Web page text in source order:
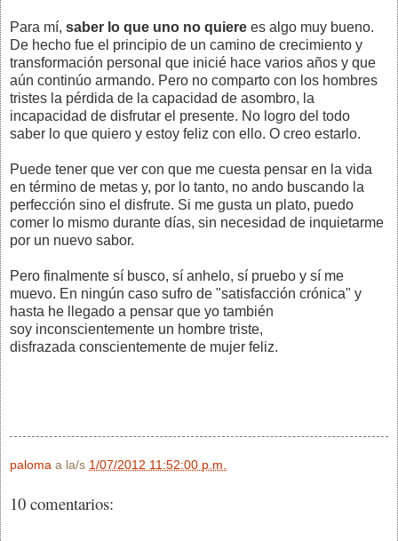
Para mí, saber lo que uno no quiere es algo muy bueno.
De hecho fue el principio de un camino de crecimiento y
transformación personal que inicié hace varios años y que
aún continúo armando. Pero no comparto con los hombres
tristes la pérdida de la capacidad de asombro, la
incapacidad de disfrutar el presente. No logro del todo
saber lo que quiero y estoy feliz con ello. O creo estarlo.
Puede tener que ver con que me cuesta pensar en la vida
en término de metas y, por lo tanto, no ando buscando la
perfección sino el disfrute. Si me gusta un plato, puedo
comer lo mismo durante días, sin necesidad de inquietarme
por un nuevo sabor.
Pero finalmente sí busco, sí anhelo, sí pruebo y sí me
muevo. En ningún caso sufro de "satisfacción crónica" y
hasta he llegado a pensar que yo también
soy inconscientemente un hombre triste,
disfrazada conscientemente de mujer feliz.
paloma a la/s 1/07/2012 11:52:00 p.m.
10 comentarios: